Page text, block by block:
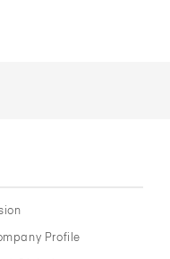
Profile